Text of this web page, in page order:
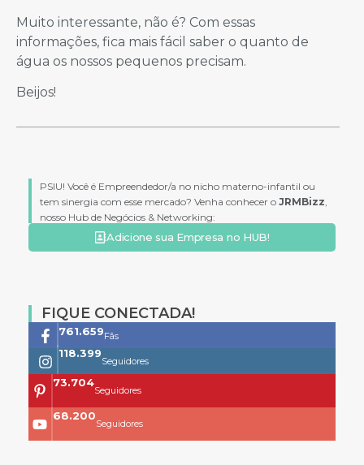
Muito interessante, não é? Com essas
informações, fica mais fácil saber o quanto de
água os nossos pequenos precisam.
Beijos!
PSIU! Você é Empreendedor/a no nicho materno-infantil ou
tem sinergia com esse mercado? Venha conhecer o JRMBizz
nosso Hub de Negócios & Networking:
Adicione sua Empresa no HUB!
FIQUE CONECTADA!
761.659Fãs
118.399
Seguidores
73.704
Seguidores
68.200
Seguidores